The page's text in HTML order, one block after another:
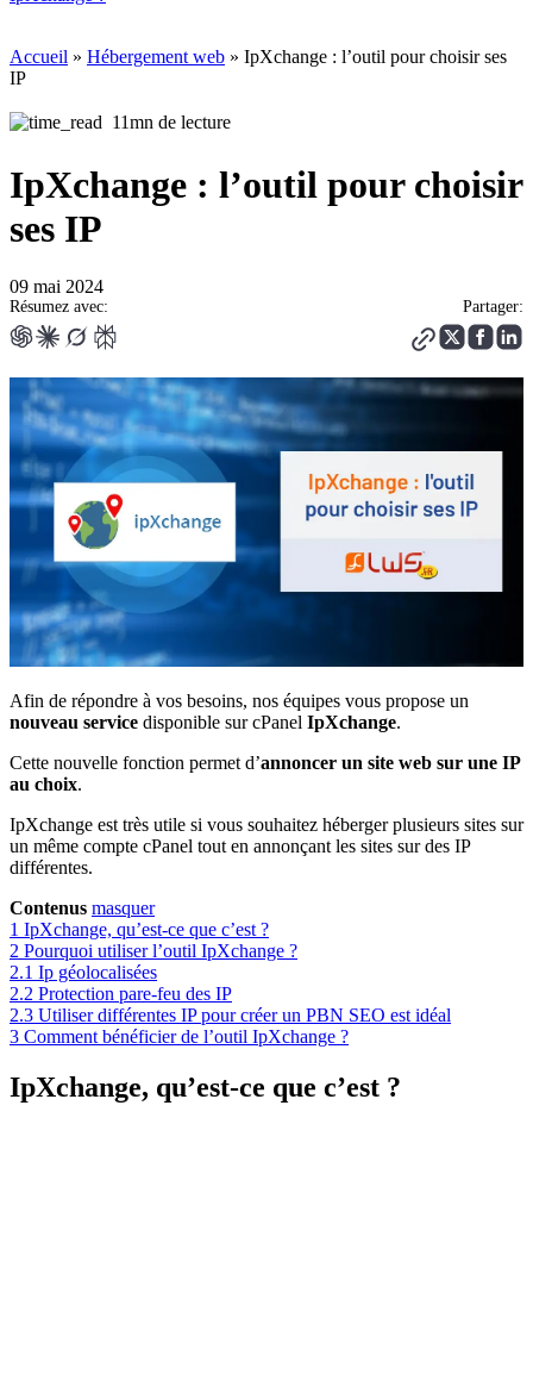
Accueil » Hébergement web » IpXchange : l’outil pour choisir ses
IP
11mn de lecture
IpXchange : l’outil pour choisir
ses IP
09 mai 2024
Résumez avec: Partager:
Afin de répondre à vos besoins, nos équipes vous propose un
nouveau service disponible sur cPanel IpXchange.
Cette nouvelle fonction permet d’annoncer un site web sur une IP
au choix.
IpXchange est très utile si vous souhaitez héberger plusieurs sites sur
un même compte cPanel tout en annonçant les sites sur des IP
différentes.
Contenus masquer
1 IpXchange, qu’est-ce que c’est ?
2 Pourquoi utiliser l’outil IpXchange ?
2.1 Ip géolocalisées
2.2 Protection pare-feu des IP
2.3 Utiliser différentes IP pour créer un PBN SEO est idéal
3 Comment bénéficier de l’outil IpXchange ?
IpXchange, qu’est-ce que c’est ?